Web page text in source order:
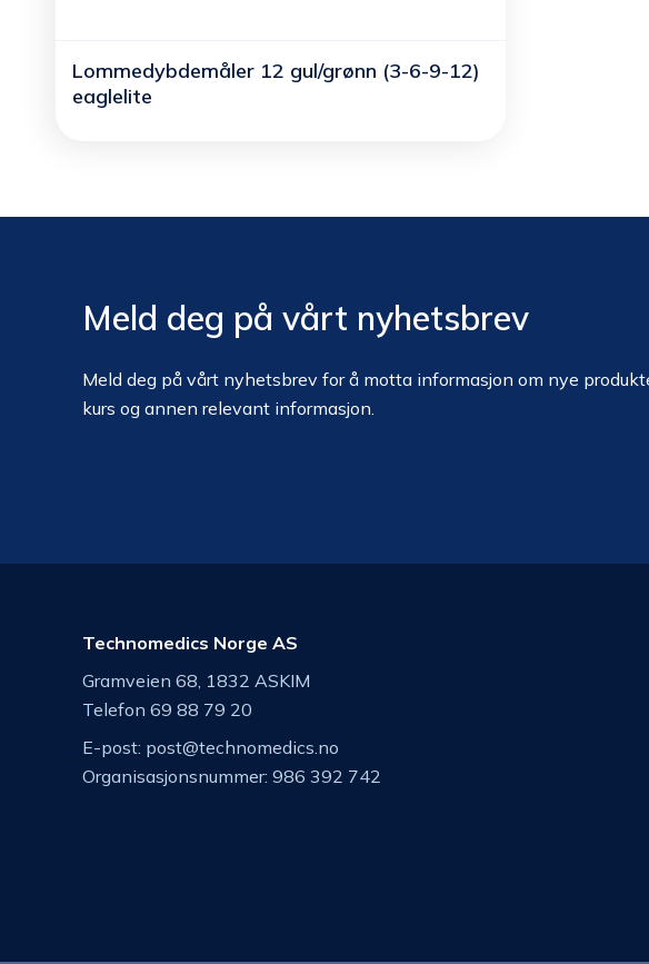
Lommedybdemåler 12 gul/grønn (3-6-9-12)
eaglelite
Meld deg på vårt nyhetsbrev
Meld deg på vårt nyhetsbrev for å motta informasjon om nye
kurs og annen relevant informasjon.
Technomedics Norge AS
Gramveien 68, 1832 ASKIM
Telefon 69 88 79 20
E-post: post@technomedics.no
Organisasjonsnummer: 986 392 742